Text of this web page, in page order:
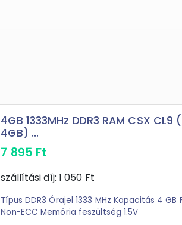
4GB 1333MHz DDR3 RAM CSX
4GB) ...
7 895 Ft
szállítási díj: 1 050 Ft
Típus DDR3 Órajel 1333 MHz Kapacitás 4
Non-ECC Memória feszültség 1.5V